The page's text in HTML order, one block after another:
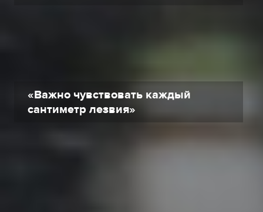
«Важно чувствовать каждый
сантиметр лезвия»